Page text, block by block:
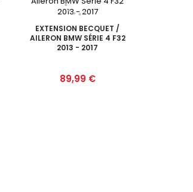
EXTENSION BECQUET /
AILERON BMW SÉRIE 4 F32
2013 - 2017
Prix
89,99 €